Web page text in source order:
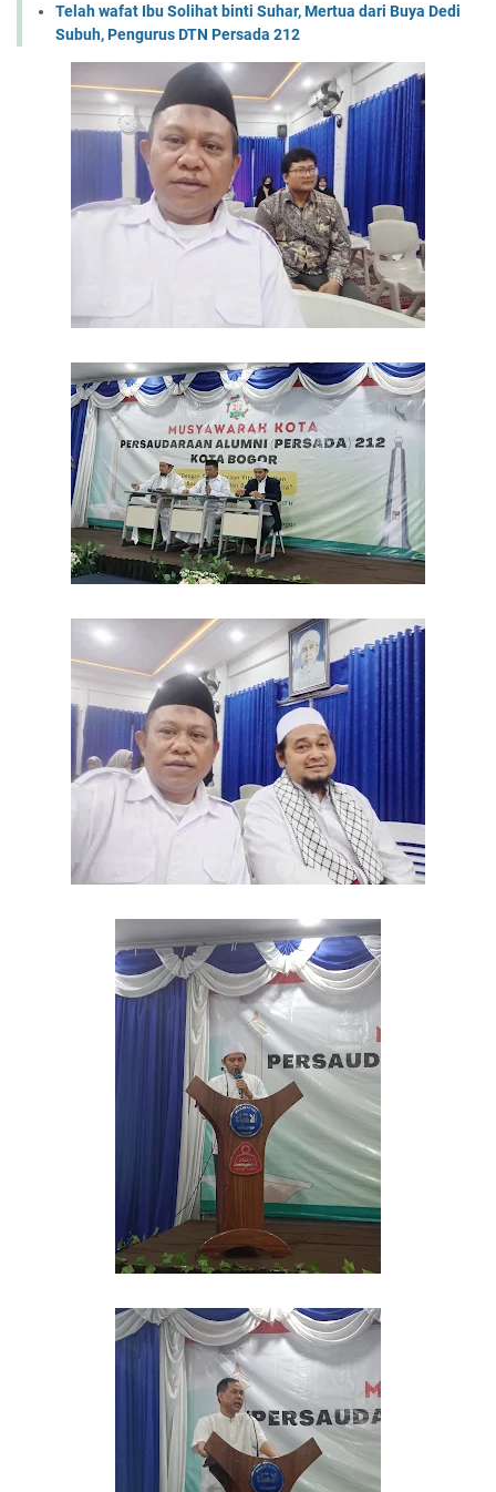
Telah wafat Ibu Solihat binti Suhar, Mertua dari Buya Dedi
Subuh, Pengurus DTN Persada 212